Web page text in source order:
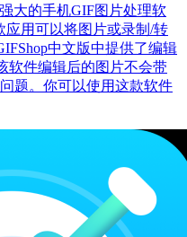
大的手机GIF图片处理软
应用可以将图片或录制/转
中文版中提供了编辑
软件编辑后的图片不会带
题。你可以使用这款软件